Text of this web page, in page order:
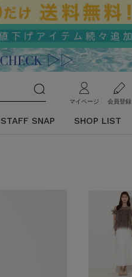
マイページ 会員登録
STAFF SNAP SHOP LIST